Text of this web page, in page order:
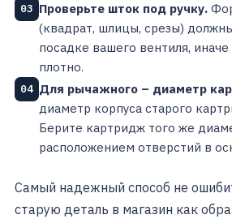
03 Проверьте шток под ручку.
(квадрат, шлицы, срезы)
посадке вашего вентиля, иначе
плотно.
04 Для рычажного – диаметр
диаметр корпуса старого
Берите картридж того же
расположением отверстий в
Самый надежный способ не
старую деталь в магазин как